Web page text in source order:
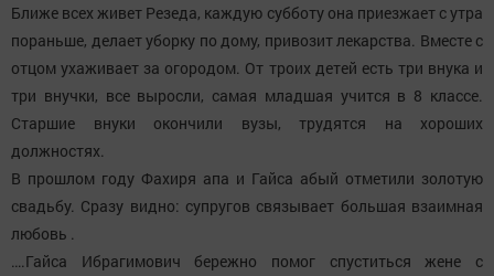
Ближе всех живет Резеда, каждую субботу она приезжает с утра
пораньше, делает уборку по дому, привозит лекарства. Вместе с
отцом ухаживает за огородом. От троих детей есть три внука и
три внучки, все выросли, самая младшая учится в 8 классе.
Старшие внуки окончили вузы, трудятся на хороших
должностях.
В прошлом году Фахиря апа и Гайса абый отметили золотую
свадьбу. Сразу видно: супругов связывает большая взаимная
любовь .
….Гайса Ибрагимович бережно помог спуститься жене с